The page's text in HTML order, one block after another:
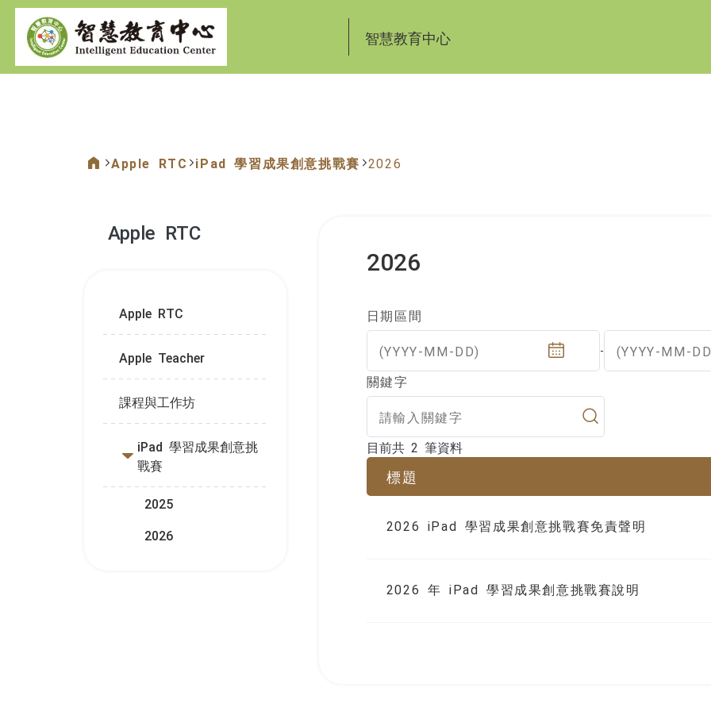
智慧教育中心
Apple RTC iPad 學習成果創意挑戰賽 2026
Apple RTC
Apple RTC
Apple Teacher
課程與工作坊
iPad 學習成果創意挑
戰賽
2025
2026
2026
日期區間
(YYYY-MM-DD) - (YYYY-MM-
關鍵字
目前共 2 筆資料
目前共 2 筆資料
標題
2026 iPad 學習成果創意挑戰賽免責聲明
2026 年 iPad 學習成果創意挑戰賽說明